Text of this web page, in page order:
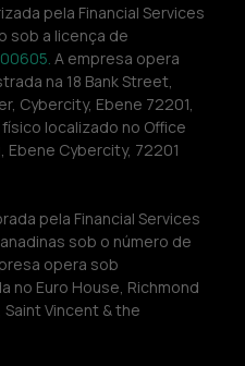
pela Financial Services
sob a licença de
A empresa opera
na 18 Bank Street,
Cybercity, Ebene 72201,
localizado no Office
Ebene Cybercity, 72201
pela Financial Services
sob o número de
opera sob
no Euro House, Richmond
Saint Vincent & the